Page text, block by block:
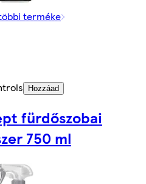
terméke
Hozzáad
fürdőszobai
750 ml